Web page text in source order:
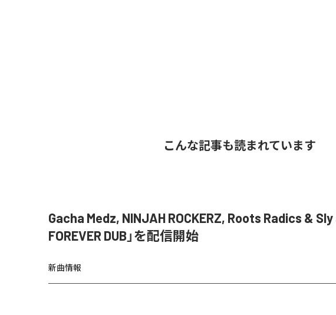
こんな記事も読まれています
Gacha Medz, NINJAH ROCKERZ, Roots Radics & Sly
FOREVER DUB」を配信開始
新曲情報